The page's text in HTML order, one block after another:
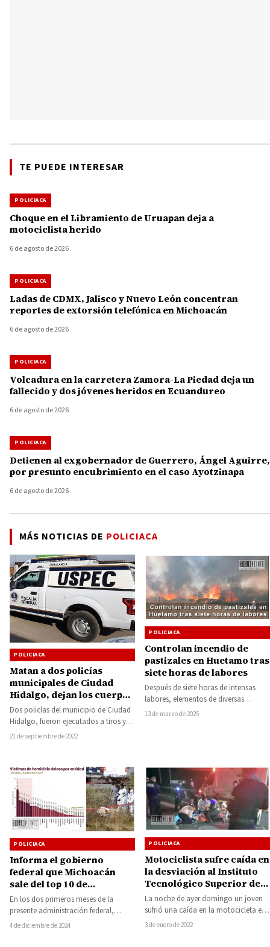
TE PUEDE INTERESAR
POLICIACA
Choque en el Libramiento de Uruapan deja a
motociclista herido
6 de agosto de 2026
POLICIACA
Ladas de CDMX, Jalisco y Nuevo León concentran
reportes de extorsión telefónica en Michoacán
6 de agosto de 2026
POLICIACA
Volcadura en la carretera Zamora-La Piedad deja un
fallecido y dos jóvenes heridos en Ecuandureo
6 de agosto de 2026
POLICIACA
Detienen al exgobernador de Guerrero, Ángel Aguirre,
por presunto encubrimiento en el caso Ayotzinapa
6 de agosto de 2026
MÁS NOTICIAS DE POLICIACA
POLICIACA
Matan a dos policías
municipales de Ciudad
Hidalgo, dejan los cuerpos
en Tuxpan
Dos policías del municipio de Ciudad
Hidalgo, fueron ejecutados a tiros y
sus cuerpos hallados dentro de un…
21 de septiembre de 2022
POLICIACA
Controlan incendio de
pastizales en Huetamo tras
siete horas de labores
Después de siete horas de intensas
labores, elementos de diversas
corporaciones de auxilio y seguridad
13 de marzo de 2025
POLICIACA
Informa el gobierno
federal que Michoacán
sale del top 10 de
homicidios dolosos, ahora
se ubica en el sitio 11
En los dos primeros meses de la
presente administración federal,
Michoacán salió del top 10 en
4 de diciembre de 2024
POLICIACA
Motociclista sufre caída en
la desviación al Instituto
Tecnológico Superior de
Huetamo
La noche de ayer domingo un joven
sufrió una caída en la motocicleta en
que circulaba, incidente vial…
3 de enero de 2022